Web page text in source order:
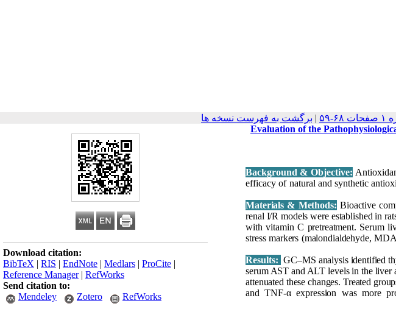
| برگشت به فهرست نسخه ها
Download citation:
BibTeX | RIS | EndNote | Medlars | ProCite |
Reference Manager| RefWorks
Send citation to:
Mendeley
Zotero RefWorks
Evaluation of the
Background & Objective:
efficacy of natural and synthetic
Bioactive
renal I/R models were established in
with vitamin C pretreatment. Serum
stress markers (malondialdehyde,
Results: GC–MS analysis identified
serum AST and ALT levels in the liver
attenuated these changes. Treated
and TNF-α expression was more